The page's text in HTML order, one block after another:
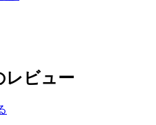
レビュー